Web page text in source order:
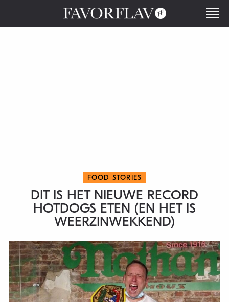
FOOD STORIES
DIT IS HET NIEUWE RECORD
HOTDOGS ETEN (EN HET IS
WEERZINWEKKEND)